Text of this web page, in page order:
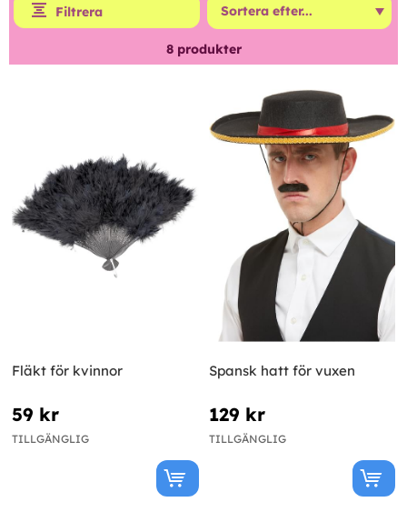
Filtrera
8produkter
Fläkt för kvinnor
59 kr
TILLGÄNGLIG
Spansk hatt för vuxen
129 kr
TILLGÄNGLIG